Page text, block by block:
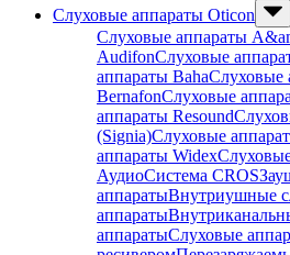
Слуховые аппараты Oticon
Слуховые аппараты
AudifonСлуховые
аппараты BahaСлуховые
BernafonСлуховые
аппараты Resound
(Signia)Слуховые
аппараты Widex
АудиоСистема CROS
аппаратыВнутриушные
аппараты
аппаратыСлуховые